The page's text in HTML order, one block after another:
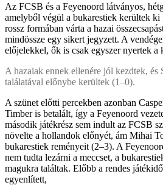
Az FCSB és a Feyenoord látványos,
amelyből végül a bukarestiek kerültek
rossz formában várta a hazai
mindössze egy sikert jegyzett. A
előjelekkel, ők is csak egyszer nyertek
A hazaiak ennek ellenére jól kezdtek, és
találatával előnybe kerültek (1–0).
A szünet előtti percekben azonban
Timber is betalált, így a Feyenoord
második játékrész sem indult az FCSB
növelte a hollandok előnyét, ám Mihai
bukarestiek reményeit (2–3). A
nem tudta lezárni a meccset, a
magukra találtak. Előbb a rendes
egyenlített,